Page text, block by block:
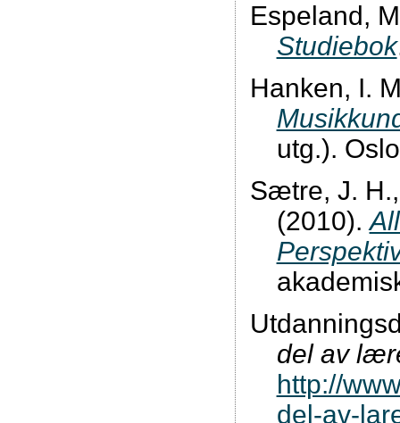
Espeland,
Studiebok
Hanken, I.
utg.).
Sætre, J.
(2010).
del av
http://
del-av-